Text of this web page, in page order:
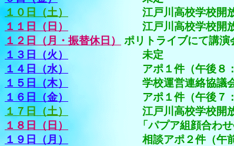
１０日（土）
江戸川高校学校開放「蓮葉
１１日（日）
江戸川高校学校開放「蓮葉
１２日（月・振替休日）
ポリトライブにて講演
１３日（火）
未定
１４日（水）
アポ１件（午後８：００
１５日（木）
学校運営連絡協議会（午
１６日（金）
アポ１件（午後７：３０
１７日（土）
江戸川高校学校開放「蓮葉
１８日（日）
「パプア組顔合わせ会（侑
１９日（月）
相談アポ２件（午前１１